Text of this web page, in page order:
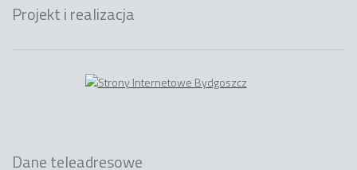
Projekt i realizacja
Dane teleadresowe